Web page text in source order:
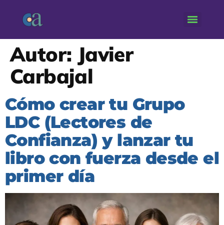
Autor: Javier
Carbajal
Cómo crear tu Grupo
LDC (Lectores de
Confianza) y lanzar tu
libro con fuerza desde el
primer día